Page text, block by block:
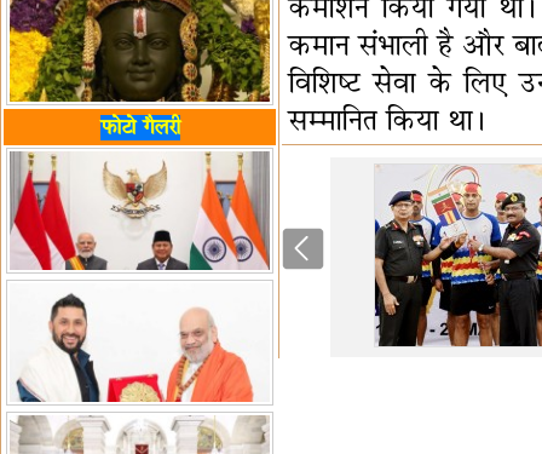
फोटो गैलरी
कमीशन किया गया
कमान संभाली है और
विशिष्ट सेवा के लिए
सम्मानित किया था।